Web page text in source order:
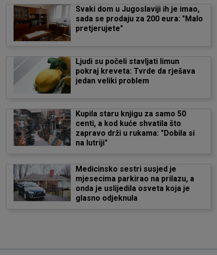
Svaki dom u Jugoslaviji ih je imao,
sada se prodaju za 200 eura: "Malo
pretjerujete"
Ljudi su počeli stavljati limun
pokraj kreveta: Tvrde da rješava
jedan veliki problem
Kupila staru knjigu za samo 50
centi, a kod kuće shvatila što
zapravo drži u rukama: "Dobila si
na lutriji"
Medicinsko sestri susjed je
mjesecima parkirao na prilazu, a
onda je uslijedila osveta koja je
glasno odjeknula